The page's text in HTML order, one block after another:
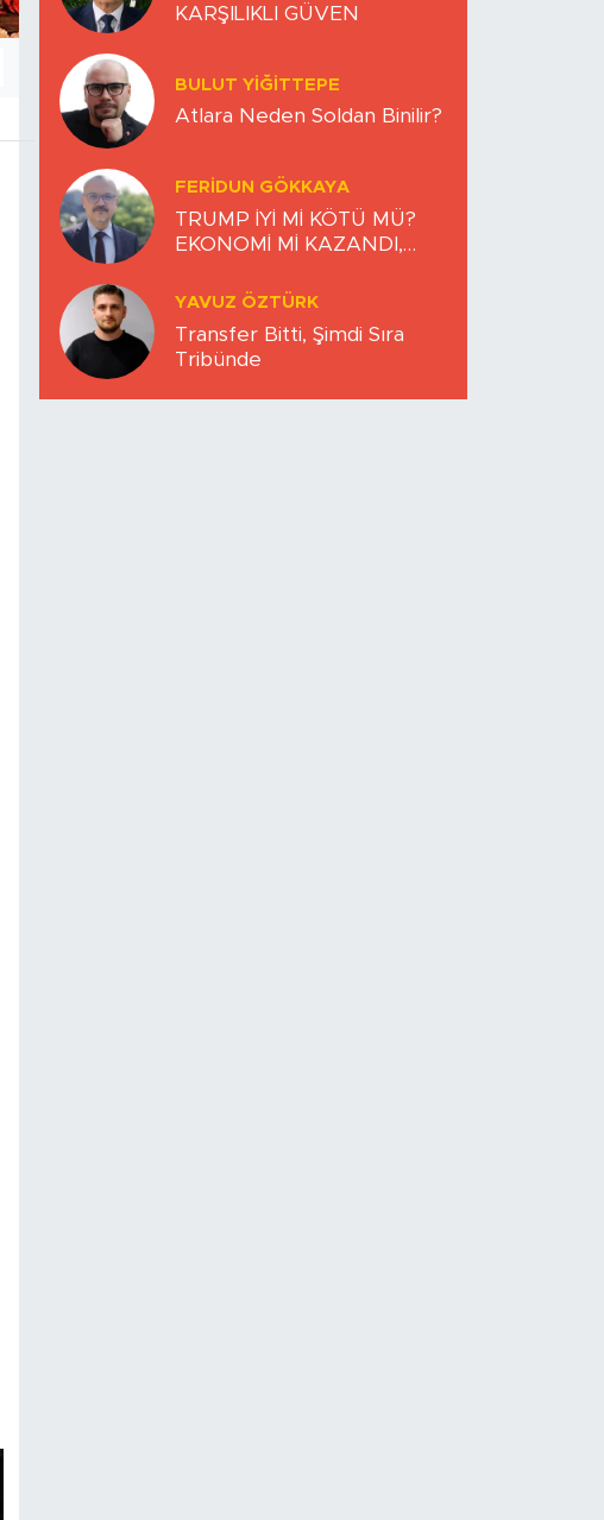
KARŞILIKLI GÜVEN
BULUT YİĞİTTEPE
Atlara Neden Soldan Binilir?
FERIDUN GÖKKAYA
TRUMP İYİ Mİ KÖTÜ MÜ?
EKONOMİ Mİ KAZANDI,
YAVUZ ÖZTÜRK
Transfer Bitti, Şimdi Sıra
Tribünde